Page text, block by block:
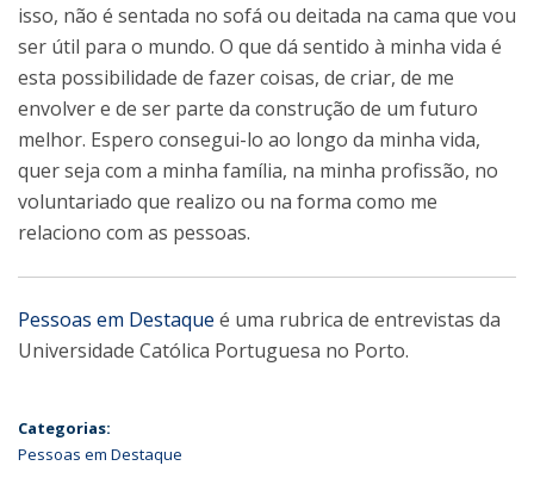
isso, não é sentada no sofá ou deitada na cama que vou
ser útil para o mundo. O que dá sentido à minha vida é
esta possibilidade de fazer coisas, de criar, de me
envolver e de ser parte da construção de um futuro
melhor. Espero consegui-lo ao longo da minha vida,
quer seja com a minha família, na minha profissão, no
voluntariado que realizo ou na forma como me
relaciono com as pessoas.
Pessoas em Destaque é uma rubrica de entrevistas da
Universidade Católica Portuguesa no Porto.
Categorias:
Pessoas em Destaque